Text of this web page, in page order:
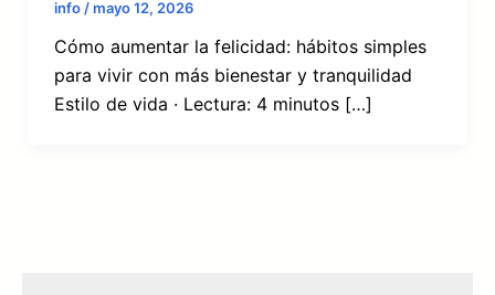
info /mayo 12, 2026
Cómo aumentar la felicidad: hábitos simples
para vivir con más bienestar y tranquilidad
Estilo de vida · Lectura: 4 minutos […]